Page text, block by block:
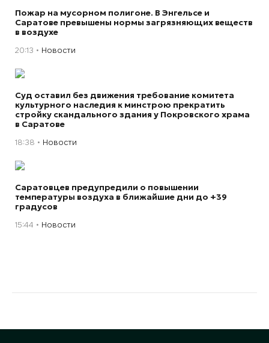
Пожар на мусорном полигоне. В Энгельсе и
Саратове превышены нормы загрязняющих веществ
в воздухе
20:13 Новости
Суд оставил без движения требование комитета
культурного наследия к минстрою прекратить
стройку скандального здания у Покровского храма
в Саратове
18:38 Новости
Саратовцев предупредили о повышении
температуры воздуха в ближайшие дни до +39
градусов
15:44 Новости